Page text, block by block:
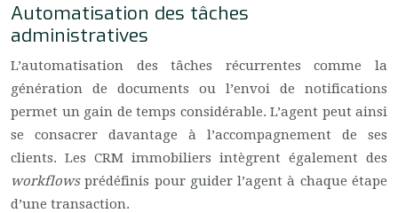
Automatisation des tâches
administratives
L’automatisation des tâches récurrentes comme la
génération de documents ou l’envoi de notifications
permet un gain de temps considérable. L’agent peut ainsi
se consacrer davantage à l’accompagnement de ses
clients. Les CRM immobiliers intègrent également des
workflowsprédéfinis pour guider l’agent à chaque étape
d’une transaction.